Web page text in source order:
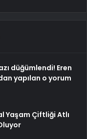
düğümlendi! Eren
yapılan o yorum
Yaşam Çiftliği Atlı